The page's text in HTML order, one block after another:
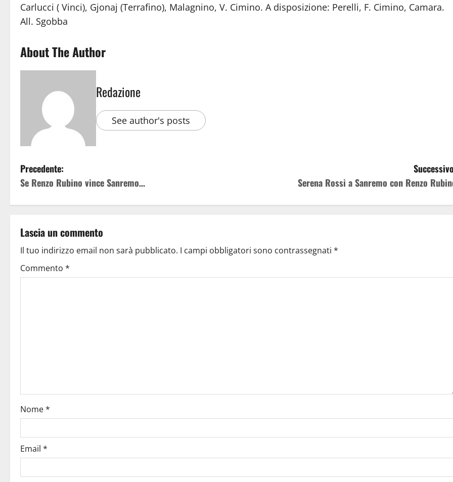
Carlucci ( Vinci), Gjonaj (Terrafino), Malagnino, V. Cimino. A disposizione: Perelli, F. Cimino, Camara.
All. Sgobba
About The Author
Redazione
See author's posts
Precedente:
Se Renzo Rubino vince Sanremo…
Serena Rossi a Sanremo con Renzo
Lascia un commento
Il tuo indirizzo email non sarà pubblicato. I campi obbligatori sono contrassegnati *
Commento *
Nome*
Email *